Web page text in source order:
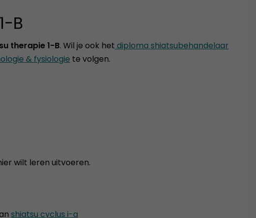
B
therapie 1-B. Wil je ook het diploma shiatsubehandelaar
& fysiologie te volgen.
wilt leren uitvoeren.
shiatsu cyclus i-a